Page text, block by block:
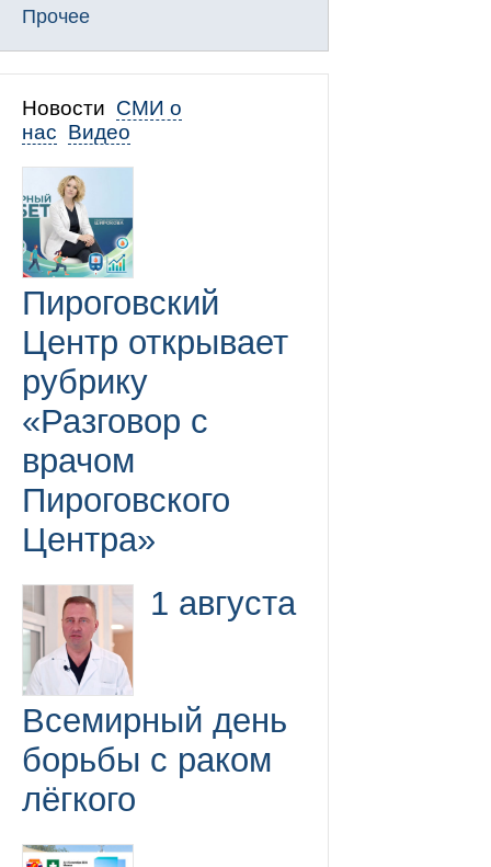
Прочее
Новости СМИ о
нас Видео
Пироговский
Центр открывает
рубрику
«Разговор с
врачом
Пироговского
Центра»
1 августа
Всемирный день
борьбы с раком
лёгкого